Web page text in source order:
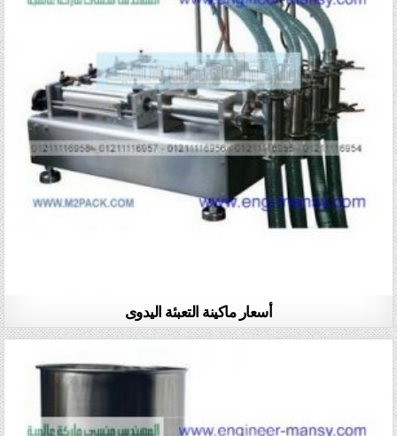
أسعار ماكينة التعبئة اليدوى